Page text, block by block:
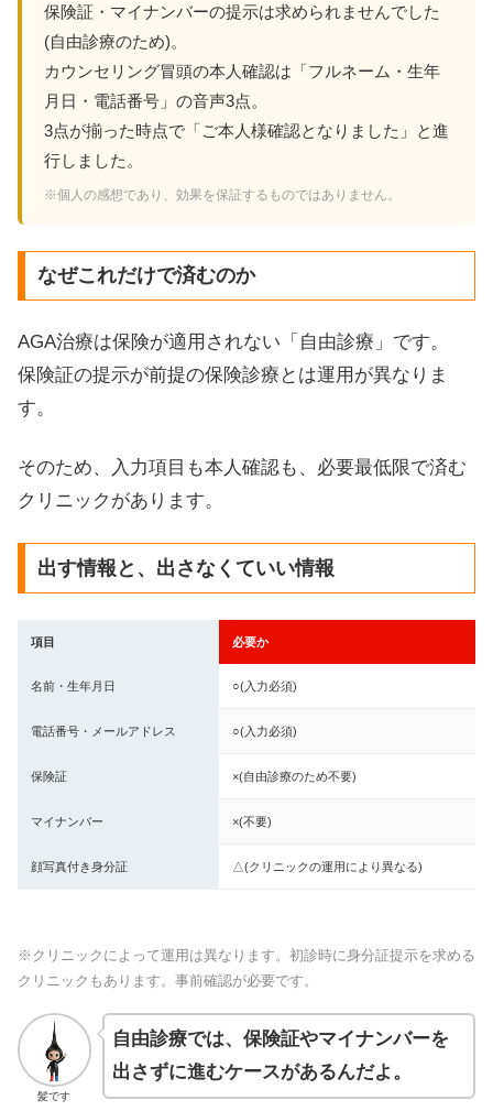
保険証・マイナンバーの提示は求められませんでした
(自由診療のため)。
カウンセリング冒頭の本人確認は「フルネーム・生年
月日・電話番号」の音声3点。
3点が揃った時点で「ご本人様確認となりました」と進
行しました。
※個人の感想であり、効果を保証するものではありません。
なぜこれだけで済むのか
AGA治療は保険が適用されない「自由診療」です。
保険証の提示が前提の保険診療とは運用が異なりま
す。
そのため、入力項目も本人確認も、必要最低限で済む
クリニックがあります。
出す情報と、出さなくていい情報
項目 必要か
名前・生年月日 ○(入力必須)
電話番号・メールアドレス ○(入力必須)
保険証 ×(自由診療のため不要)
マイナンバー ×(不要)
顔写真付き身分証 △(クリニックの運用により異なる)
※クリニックによって運用は異なります。初診時に身分証提示を求める
クリニックもあります。事前確認が必要です。
髪です
自由診療では、保険証やマイナンバーを
出さずに進むケースがあるんだよ。